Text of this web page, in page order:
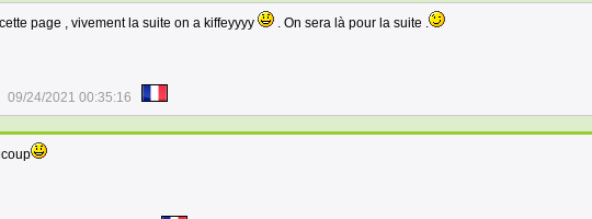
page , vivement la suite on a kiffeyyyy . On sera là pour la suite .
09/24/2021 00:35:16